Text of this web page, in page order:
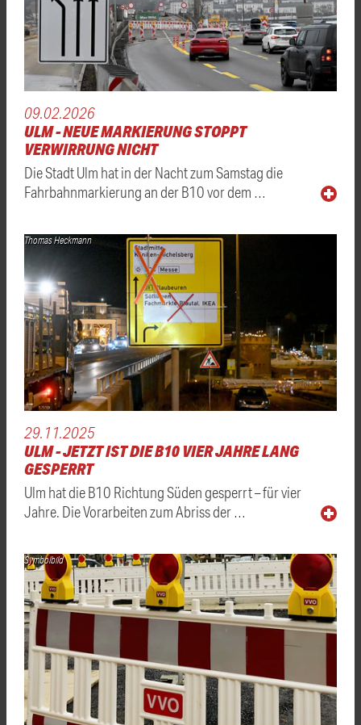
09.02.2026
ULM - NEUE MARKIERUNG STOPPT
VERWIRRUNG NICHT
Die Stadt Ulm hat in der Nacht zum Samstag die
Fahrbahnmarkierung an der B10 vor dem …
Thomas Heckmann
29.11.2025
ULM - JETZT IST DIE B10 VIER JAHRE LANG
GESPERRT
Ulm hat die B10 Richtung Süden gesperrt – für vier
Jahre. Die Vorarbeiten zum Abriss der …
Symbolbild